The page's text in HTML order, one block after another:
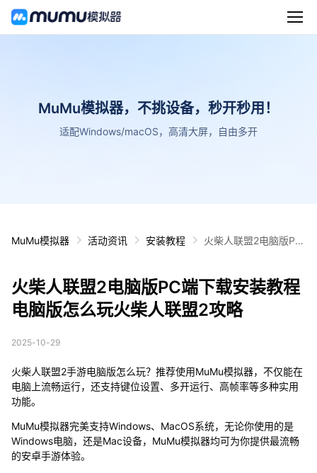
MuMu模拟器，不挑设备，秒开秒用！
适配Windows/macOS，高清大屏，自由多开
MuMu模拟器 活动资讯 安装教程
火柴人联盟2电脑版PC
略
火柴人联盟2电脑版PC端下载安装教程
电脑版怎么玩火柴人联盟2攻略
2025-10-29
火柴人联盟2手游电脑版怎么玩？推荐使用MuMu模拟器，不仅能在
电脑上流畅运行，还支持键位设置、多开运行、高帧率等多种实用
功能。
MuMu模拟器完美支持Windows、MacOS系统，无论你使用的是
Windows电脑，还是Mac设备，MuMu模拟器均可为你提供最流畅
的安卓手游体验。